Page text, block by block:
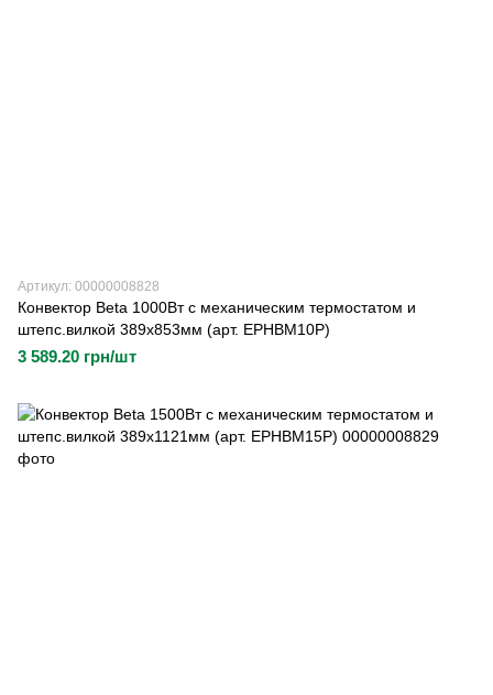
Артикул: 00000008828
Конвектор Beta 1000Вт с механическим термостатом и
штепс.вилкой 389х853мм (арт. EPHBM10P)
3 589.20 грн/шт